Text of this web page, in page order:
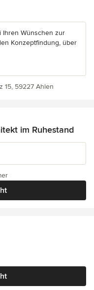
Ihren Wünschen zur
Konzeptfindung, über
15, 59227 Ahlen
im Ruhestand